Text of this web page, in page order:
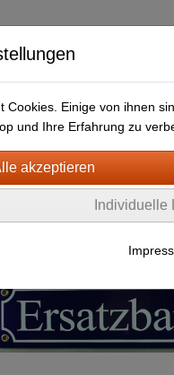
LIEFERFRISTEN
+ HOLZSCHILDER-
EMAILLE SCHILDER aller Art
Cookies. Einige von ihnen
und Ihre Erfahrung zu
Individuelle